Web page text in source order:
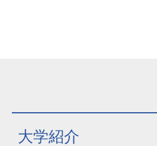
大学紹介